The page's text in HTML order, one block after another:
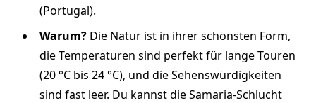
(Portugal).
Warum? Die Natur ist in ihrer schönsten Form,
die Temperaturen sind perfekt für lange Touren
(20 °C bis 24 °C), und die Sehenswürdigkeiten
sind fast leer. Du kannst die Samaria-Schlucht